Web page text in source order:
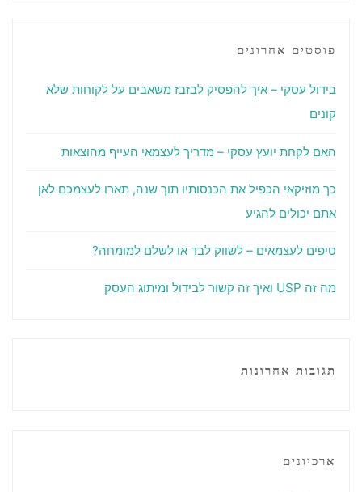
פוסטים אחרונים
בידול עסקי – איך להפסיק לבזבז משאבים על לקוחות שלא
קונים
האם לקחת יועץ עסקי – מדריך לעצמאי העייף מהוצאות
כך מוזיקאי הכפיל את הכנסותיו תוך שנה, תארו לעצמכם לאן
אתם יכולים להגיע
טיפים לעצמאים – לשווק לבד או לשלם למומחה?
מה זה USP ואיך זה קשור לבידול ומיתוג העסק
תגובות אחרונות
ארכיונים